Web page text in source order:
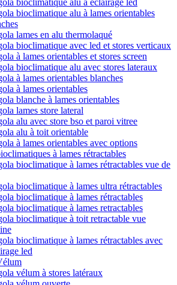
bioclimatique alu à éclairage led
bioclimatique alu à lames orientables
lames en alu thermolaqué
bioclimatique avec led et stores verticaux
à lames orientables et stores screen
bioclimatique alu avec stores lateraux
à lames orientables blanches
à lames orientables
blanche à lames orientables
lames store lateral
alu avec store bso et paroi vitree
alu à toit orientable
à lames orientables avec options
à lames rétractables
bioclimatique à lames rétractables vue de
bioclimatique à lames ultra rétractables
bioclimatique à lames rétractables
bioclimatique à lames retractables
bioclimatique à toit retractable vue
bioclimatique à lames rétractables avec
led
vélum à stores latéraux